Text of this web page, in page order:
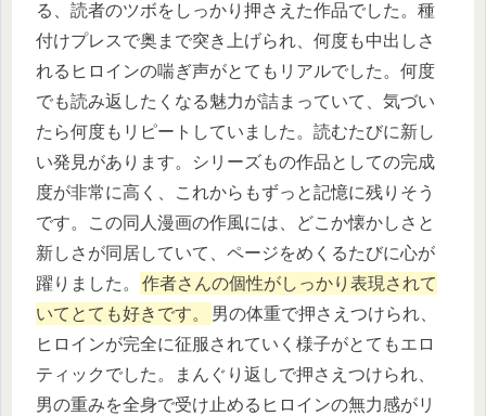
る、読者のツボをしっかり押さえた作品でした。 種
付けプレスで奥まで突き上げられ、何度も中出しさ
れるヒロインの喘ぎ声がとてもリアルでした。 何度
でも読み返したくなる魅力が詰まっていて、気づい
たら何度もリピートしていました。読むたびに新し
い発見があります。
シリーズもの作品としての完成
度が非常に高く、これからもずっと記憶に残りそう
です。
この同人漫画の作風には、どこか懐かしさと
新しさが同居していて、ページをめくるたびに心が
躍りました。
作者さんの個性がしっかり表現されて
いてとても好きです。
男の体重で押さえつけられ、
ヒロインが完全に征服されていく様子がとてもエロ
ティックでした。
まんぐり返しで押さえつけられ、
男の重みを全身で受け止めるヒロインの無力感がリ